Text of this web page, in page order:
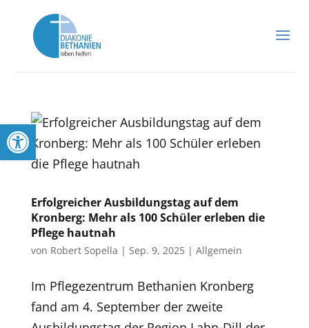
Werkzeugleiste öffnen
Erfolgreicher Ausbildungstag auf dem
Kronberg: Mehr als 100 Schüler erleben die
Pflege hautnah
von Robert Sopella | Sep. 9, 2025| Allgemein
Im Pflegezentrum Bethanien Kronberg
fand am 4. September der zweite